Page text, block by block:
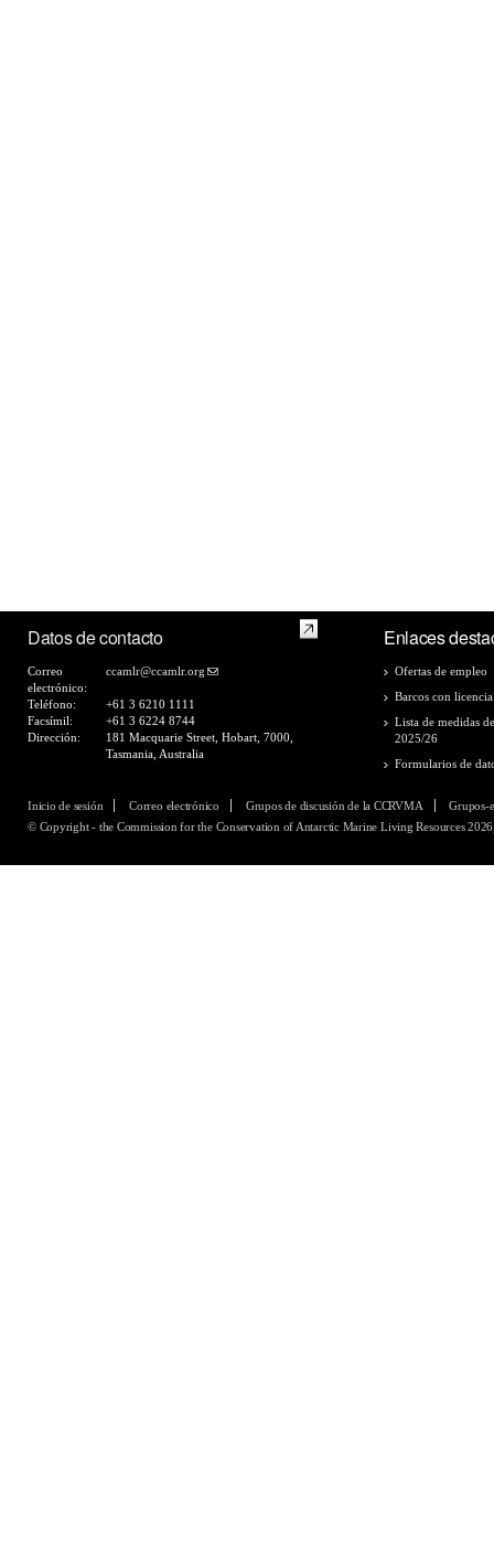
Datos de contacto
Correo
electrónico:
ccamlr@ccamlr.org
Teléfono:
+61 3 6210 1111
Facsímil:
+61 3 6224 8744
Dirección:
181 Macquarie Street, Hobart, 7000,
Tasmania, Australia
Enlaces
Ofertas de empleo
Barcos con
Lista de medidas
2025/26
Formularios de
Inicio de sesión Correo electrónico Grupos de discusión de la CCRVMA
Grupos-
© Copyright - the Commission for the Conservation of Antarctic Marine Living Resources